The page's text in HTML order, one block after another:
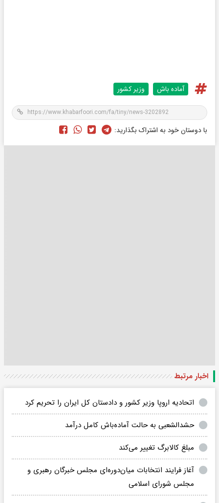
آماده باش وزیر کشور
با دوستان خود به اشتراک بگذارید:
اخبار مرتبط
اتحادیه اروپا وزیر کشور و دادستان کل ایران را تحریم کرد
حشدالشعبی به حالت آماده‌باش کامل درآمد
مبلغ کالابرگ تغییر می‌کند
آغاز فرایند انتخابات میان‌دوره‌ای مجلس خبرگان رهبری و
مجلس شورای اسلامی